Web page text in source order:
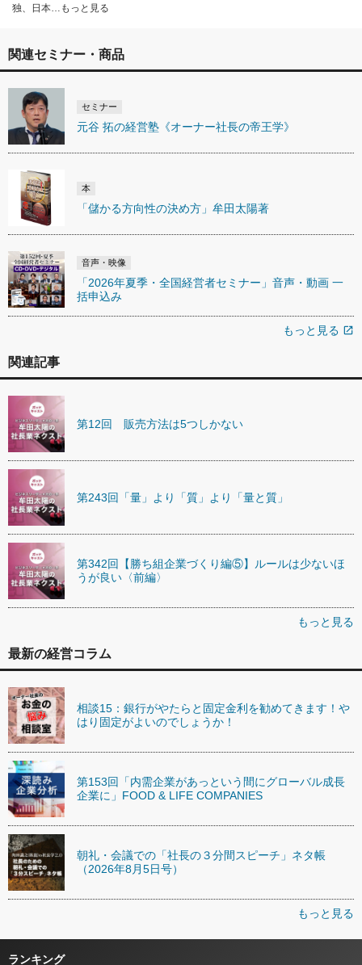
独、日本…もっと見る
関連セミナー・商品
セミナー
元谷 拓の経営塾《オーナー社長の帝王学》
本
「儲かる方向性の決め方」牟田太陽著
音声・映像
「2026年夏季・全国経営者セミナー」音声・動画 一
括申込み
もっと見る open_in_new
関連記事
第12回 販売方法は5つしかない
第243回「量」より「質」より「量と質」
第342回【勝ち組企業づくり編⑤】ルールは少ないほ
うが良い〈前編〉
もっと見る
最新の経営コラム
相談15：銀行がやたらと固定金利を勧めてきます！や
はり固定がよいのでしょうか！
第153回「内需企業があっという間にグローバル成長
企業に」FOOD & LIFE COMPANIES
朝礼・会議での「社長の３分間スピーチ」ネタ帳
（2026年8月5日号）
もっと見る
ランキング